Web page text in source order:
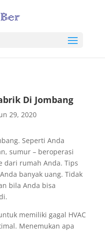
Di Jombang
29, 2020
Seperti Anda
sumur – beroperasi
dari rumah Anda. Tips
banyak uang. Tidak
bila Anda bisa
memiliki gagal HVAC
Menemukan apa